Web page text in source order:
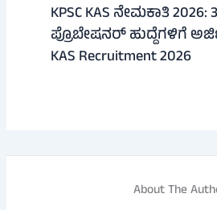
KPSC KAS ನೇಮಕಾತಿ
ಪ್ರೊಬೇಷನರ್ ಹುದ್ದೆಗಳಿಗೆ ಅರ್ಜಿ
KAS Recruitment 2026
About The